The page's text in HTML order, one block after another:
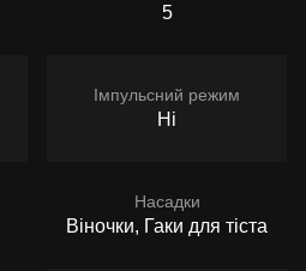
5
Імпульсний режим
Ні
Насадки
Віночки, Гаки для тіста